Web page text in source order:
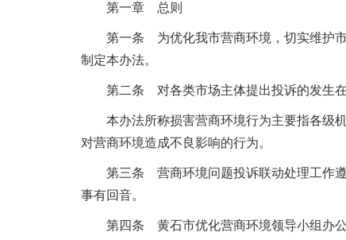
第一章 总则
第一条 为优化我市营商环境，切实维护
制定本办法。
第二条 对各类市场主体提出投诉的发生
本办法所称损害营商环境行为主要指各级
对营商环境造成不良影响的行为。
第三条 营商环境问题投诉联动处理工作
事有回音。
第四条 黄石市优化营商环境领导小组办